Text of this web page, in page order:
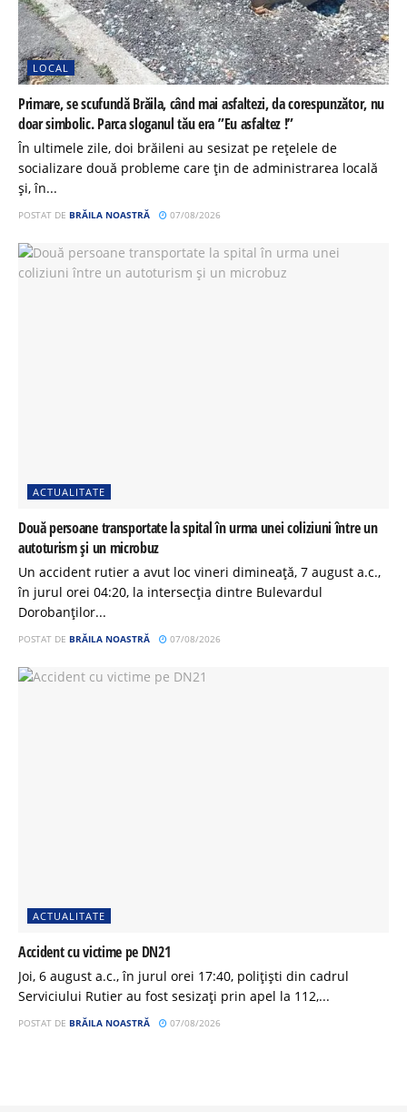
LOCAL
Primare, se scufundă Brăila, când mai asfaltezi, da corespunzător, nu
doar simbolic. Parca sloganul tău era ”Eu asfaltez !”
În ultimele zile, doi brăileni au sesizat pe rețelele de
socializare două probleme care țin de administrarea locală
și, în...
POSTAT DE BRĂILA NOASTRĂ 07/08/2026
ACTUALITATE
Două persoane transportate la spital în urma unei coliziuni între un
autoturism și un microbuz
Un accident rutier a avut loc vineri dimineață, 7 august a.c.,
în jurul orei 04:20, la intersecția dintre Bulevardul
Dorobanților...
POSTAT DE BRĂILA NOASTRĂ 07/08/2026
ACTUALITATE
Accident cu victime pe DN21
Joi, 6 august a.c., în jurul orei 17:40, polițiști din cadrul
Serviciului Rutier au fost sesizați prin apel la 112,...
POSTAT DE BRĂILA NOASTRĂ 07/08/2026